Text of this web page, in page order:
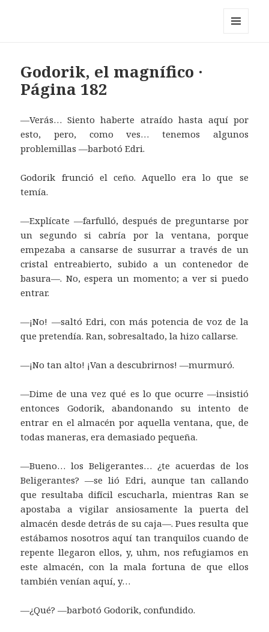
Godorik, el magnífico ·
Página 182
—Verás… Siento haberte atraído hasta aquí por
esto, pero, como ves… tenemos algunos
problemillas —barbotó Edri.
Godorik frunció el ceño. Aquello era lo que se
temía.
—Explícate —farfulló, después de preguntarse por
un segundo si cabría por la ventana, porque
empezaba a cansarse de susurrar a través de un
cristal entreabierto, subido a un contenedor de
basura—. No, espera un momento; a ver si puedo
entrar.
—¡No! —saltó Edri, con más potencia de voz de la
que pretendía. Ran, sobresaltado, la hizo callarse.
—¡No tan alto! ¡Van a descubrirnos! —murmuró.
—Dime de una vez qué es lo que ocurre —insistió
entonces Godorik, abandonando su intento de
entrar en el almacén por aquella ventana, que, de
todas maneras, era demasiado pequeña.
—Bueno… los Beligerantes… ¿te acuerdas de los
Beligerantes? —se lió Edri, aunque tan callando
que resultaba difícil escucharla, mientras Ran se
apostaba a vigilar ansiosamente la puerta del
almacén desde detrás de su caja—. Pues resulta que
estábamos nosotros aquí tan tranquilos cuando de
repente llegaron ellos, y, uhm, nos refugiamos en
este almacén, con la mala fortuna de que ellos
también venían aquí, y…
—¿Qué? —barbotó Godorik, confundido.